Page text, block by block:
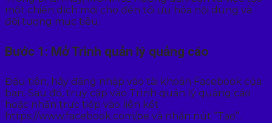
một chiến dịch mới cho đến tối ưu hóa nội dung và
đối tượng mục tiêu.
Bước 1: Mở Trình quản lý quảng cáo
Đầu tiên, hãy đăng nhập vào tài khoản Facebook của
bạn. Sau đó, truy cập vào Trình quản lý quảng cáo
hoặc nhấn trực tiếp vào liên kết
https://www.facebook.com/pe và nhấn nút “Tạo”.